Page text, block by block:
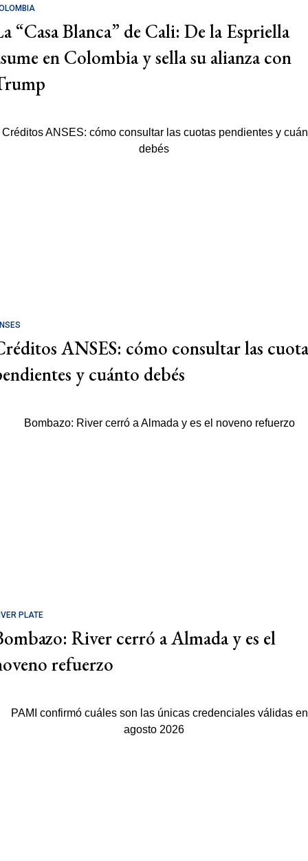
“Casa Blanca” de Cali: De la Espriella
en Colombia y sella su alianza con
ANSES: cómo consultar las
y cuánto debés
PLATE
River cerró a Almada y es el
refuerzo